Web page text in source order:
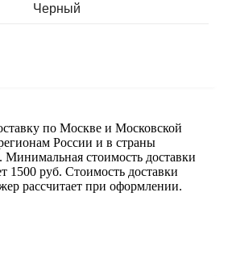
Черный
по Москве и Московской
России и в страны
Минимальная стоимость доставки
1500 руб. Стоимость доставки
рассчитает при оформлении.